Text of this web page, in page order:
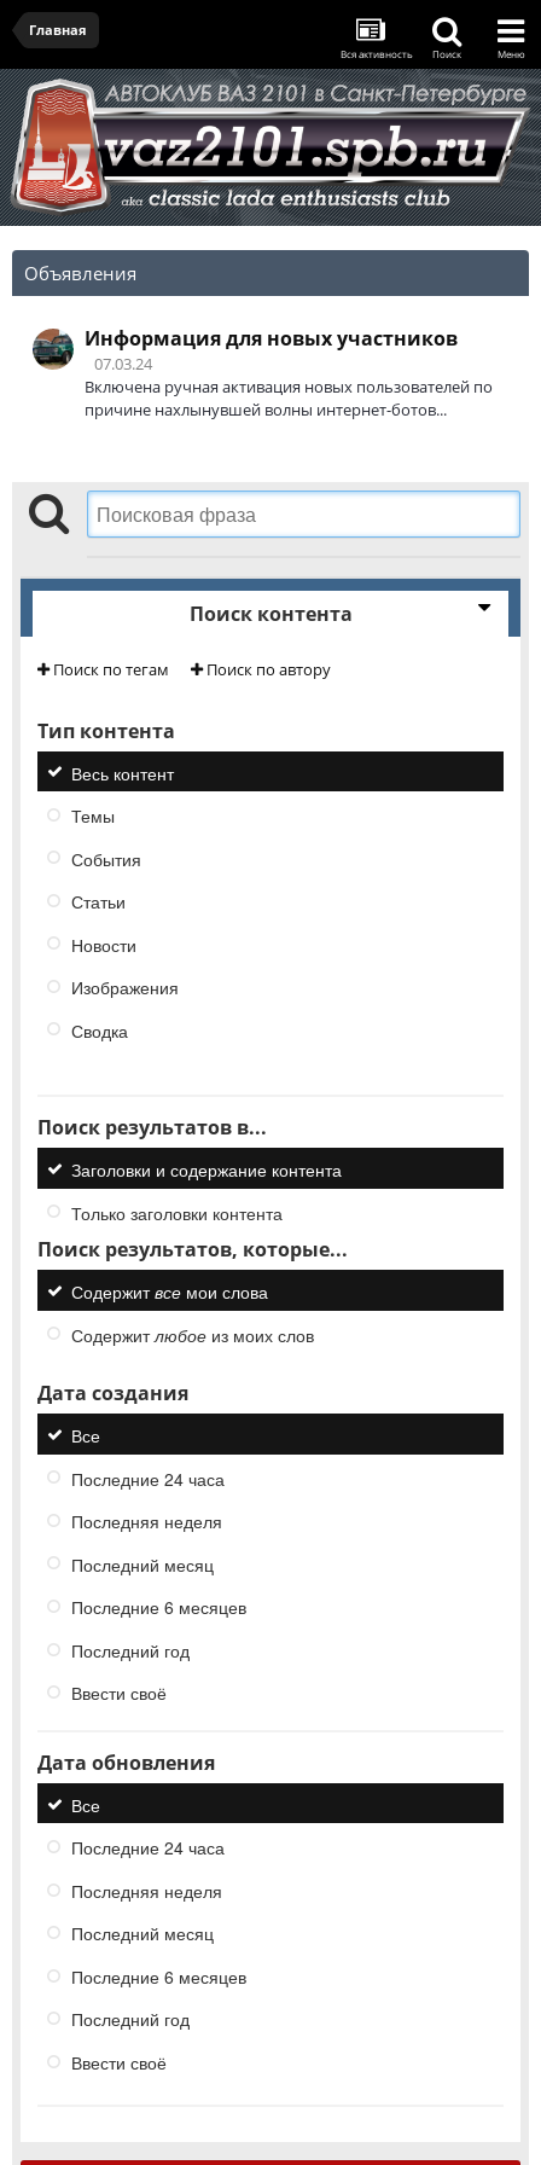
Главная
Вся активность Поиск Меню
Объявления
Информация для новых участников
07.03.24
Включена ручная активация новых пользователей по
причине нахлынувшей волны интернет-ботов...
Поиск контента
Поиск по тегам Поиск по автору
Тип контента
Весь контент
Темы
События
Статьи
Новости
Изображения
Сводка
Поиск результатов в...
Заголовки и содержание контента
Только заголовки контента
Поиск результатов, которые...
Содержитвсе мои слова
Содержитлюбое из моих слов
Дата создания
Все
Последние 24 часа
Последняя неделя
Последний месяц
Последние 6 месяцев
Последний год
Ввести своё
Дата обновления
Все
Последние 24 часа
Последняя неделя
Последний месяц
Последние 6 месяцев
Последний год
Ввести своё